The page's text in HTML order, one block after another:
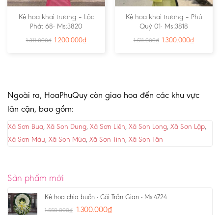
Kệ hoa khai trương – Lộc
Phát 68- Ms:3820
1.311.000₫ 1.200.000₫
Kệ hoa khai trương – Phú
Quý 01- Ms:3818
1.511.000₫ 1.300.000₫
Ngoài ra, HoaPhuQuy còn giao hoa đến các khu vực
lân cận, bao gồm:
Xã Sơn Bua, Xã Sơn Dung, Xã Sơn Liên, Xã Sơn Long, Xã Sơn Lập,
Xã Sơn Màu, Xã Sơn Mùa, Xã Sơn Tinh, Xã Sơn Tân
Sản phẩm mới
Kệ hoa chia buồn - Cõi Trần Gian - Ms:4724
1.550.000₫ 1.300.000₫